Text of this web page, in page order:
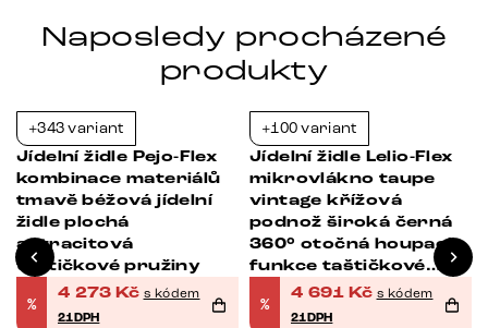
Naposledy procházené
produkty
+343 variant
Jídelní židle Pejo-Flex
kombinace materiálů
tmavě béžová jídelní
židle plochá
antracitová
taštičkové pružiny
%
4 273 Kč s kódem
21DPH
+100 variant
Jídelní židle Lelio-Flex
mikrovlákno taupe
vintage křížová
podnož široká černá
360° otočná houpací
funkce taštičkové
pružiny
%
4 691 Kč s kódem
21DPH